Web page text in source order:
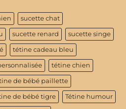
sucette chat
sucette renard sucette singe
tétine cadeau bleu
tétine chien
de bébé paillette
de bébé tigre Tétine humour